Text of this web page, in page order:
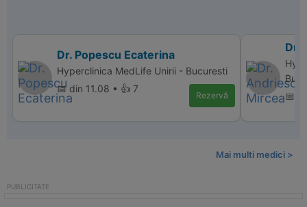
Dr. Popescu Ecaterina
Hyperclinica MedLife Unirii - Bucuresti
📅 din 11.08 • 👍 7
Rezervă
Dr.
📅
Mai multi medici >